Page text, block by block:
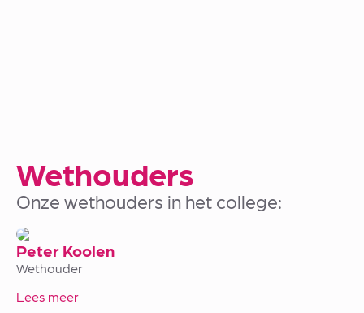
Wethouders
Onze wethouders in het college:
Peter Koolen
Wethouder
Lees meer